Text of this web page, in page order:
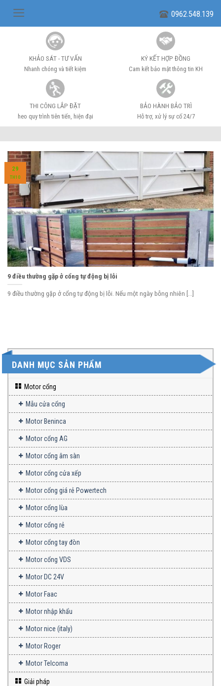
0962.548.139
KHẢO SÁT - TƯ VẤN
Nhanh chóng và tiết kiệm
KÝ KẾT HỢP ĐỒNG
Cam kết bảo mật thông tin KH
THI CÔNG LẮP ĐẶT
heo quy trình tiên tiến, hiện đại
BẢO HÀNH BẢO TRÌ
Hỗ trợ, xử lý sự cố 24/7
9 điều thường gặp ở cổng tự động bị lỗi
9 điều thường gặp ở cổng tự động bị lỗi. Nếu một ngày bỗng nhiên [...]
29
TH10
DANH MỤC SẢN PHẨM
Motor cổng
Mẫu cửa cổng
Motor Beninca
Motor cổng AG
Motor cổng âm sàn
Motor cổng cửa xếp
Motor cổng giá rẻ Powertech
Motor cổng lùa
Motor cổng rẻ
Motor cổng tay đòn
Motor cổng VDS
Motor DC 24V
Motor Faac
Motor nhập khẩu
Motor nice (italy)
Motor Roger
Motor Telcoma
Giải pháp